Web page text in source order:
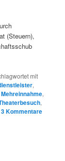
(Steuern),
mit
,
Mehreinnahme,
,
3Kommentare